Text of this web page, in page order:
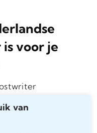
van
voor je
kwaliteit